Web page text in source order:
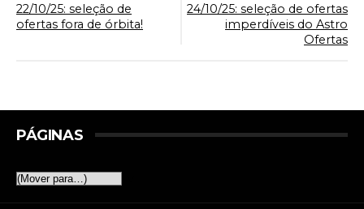
24/10/25: seleção de ofertas
imperdíveis do Astro
Ofertas
22/10/25: seleção de
ofertas fora de órbita!
PÁGINAS